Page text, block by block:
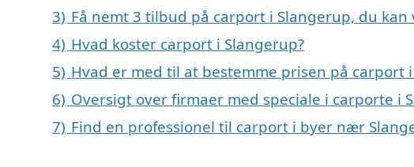
3) Få nemt 3 tilbud på carport i Slangerup, du
4) Hvad koster carport i Slangerup?
5) Hvad er med til at bestemme prisen på carport
6) Oversigt over firmaer med speciale i carporte i
7) Find en professionel til carport i byer nær